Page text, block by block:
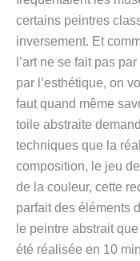
certains peintres
inversement. Et
l’art ne se fait pas
par l’esthétique, on
faut quand même
toile abstraite
techniques que la
composition, le jeu
de la couleur, cette
parfait des éléments
le peintre abstrait
été réalisée en 10